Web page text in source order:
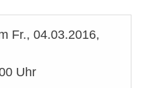
Fr., 04.03.2016,
Uhr